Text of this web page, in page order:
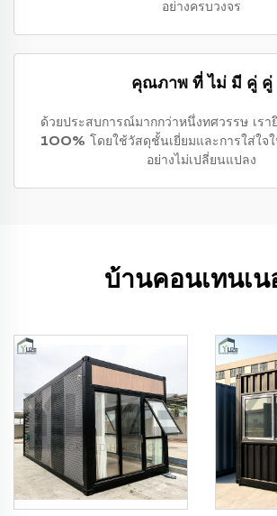
อย่างครบวงจร
คุณภาพ ที่ ไม่ มี คู่ คู่
ด้วยประสบการณ์มากกว่าหนึ่งทศวรรษ เร
100% โดยใช้วัสดุชั้นเยี่ยมและการใส่ใจใ
อย่างไม่เปลี่ยนแปลง
บ้านคอนเทนเน